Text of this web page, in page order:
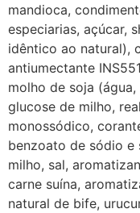
mandioca,
especiarias, açúcar,
idêntico ao natural),
antiumectante
molho de soja
glucose de milho,
monossódico,
benzoato de sódio
milho, sal,
carne suína,
natural de bife,